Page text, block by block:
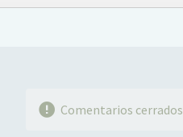
FACEBOOKTWITTERFLIPBOARD
E-
WHATSAPP
Comentarios cerrados